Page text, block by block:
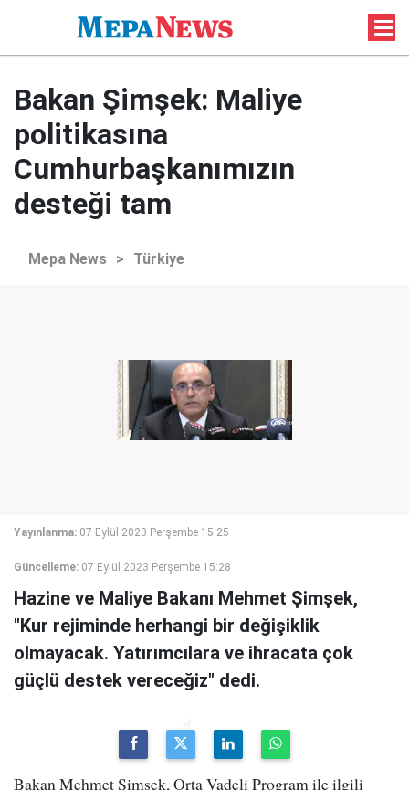
Bakan Şimşek: Maliye
politikasına
Cumhurbaşkanımızın
desteği tam
Mepa News > Türkiye
Yayınlanma: 07 Eylül 2023 Perşembe 15:25
Güncelleme: 07 Eylül 2023 Perşembe 15:28
Hazine ve Maliye Bakanı Mehmet Şimşek,
"Kur rejiminde herhangi bir değişiklik
olmayacak. Yatırımcılara ve ihracata çok
güçlü destek vereceğiz" dedi.
Bakan Mehmet Şimşek, Orta Vadeli Program ile ilgili